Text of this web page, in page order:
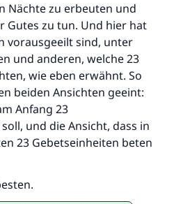
Nächte zu erbeuten und
Gutes zu tun. Und hier hat
vorausgeeilt sind, unter
und anderen, welche 23
wie eben erwähnt. So
beiden Ansichten geeint:
Anfang 23
und die Ansicht, dass in
23 Gebetseinheiten beten